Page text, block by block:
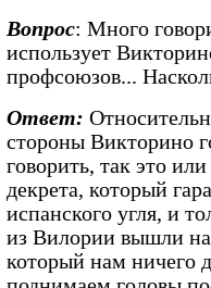
Вопрос: Много
использует
профсоюзов...
Ответ:
стороны Викторино
говорить, так это
декрета, который
испанского угля, и
из Вилории вышли на
который нам ничего